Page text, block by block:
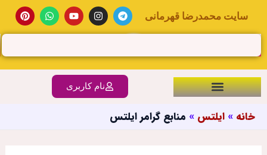
سایت محمدرضا قهرمانی
T
e
l
r
a
m
I
n
s
g
r
a
m
Y
o
u
b
e
W
h
a
a
p
p
P
i
n
r
e
نام کاربری
خانه ایلتس منابع گرامر ایلتس